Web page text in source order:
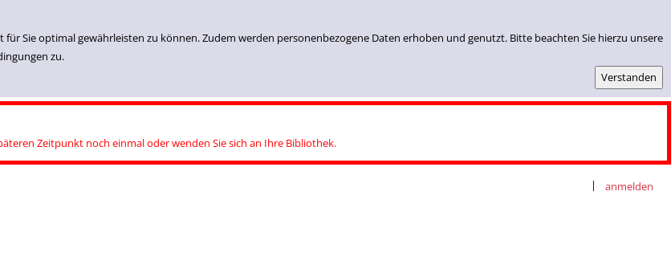
Sie optimal gewährleisten zu können. Zudem werden personenbezogene Daten erhoben und genutzt. Bitte beachten Sie hierzu unsere
zu.
Zeitpunkt noch einmal oder wenden Sie sich an Ihre Bibliothek.
| anmelden